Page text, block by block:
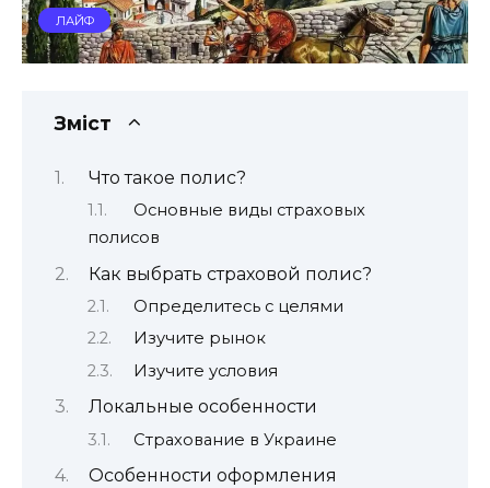
ЛАЙФ
Зміст
Что такое полис?
Основные виды страховых
полисов
Как выбрать страховой полис?
Определитесь с целями
Изучите рынок
Изучите условия
Локальные особенности
Страхование в Украине
Особенности оформления